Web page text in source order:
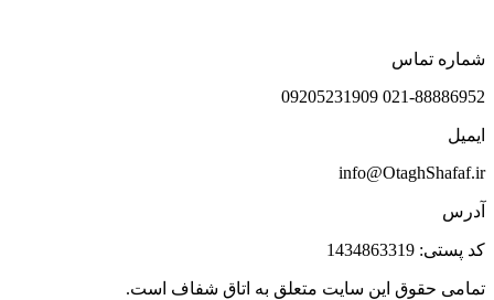
شماره تماس
021-88886952 09205231909
ایمیل
info@OtaghShafaf.ir
آدرس
کد پستی: 1434863319
تمامی حقوق این سایت متعلق به اتاق شفاف است.